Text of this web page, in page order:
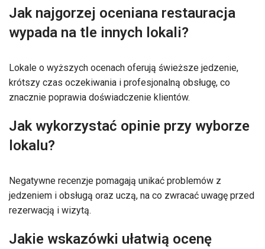
Jak najgorzej oceniana restauracja
wypada na tle innych lokali?
Lokale o wyższych ocenach oferują świeższe jedzenie,
krótszy czas oczekiwania i profesjonalną obsługę, co
znacznie poprawia doświadczenie klientów.
Jak wykorzystać opinie przy wyborze
lokalu?
Negatywne recenzje pomagają unikać problemów z
jedzeniem i obsługą oraz uczą, na co zwracać uwagę przed
rezerwacją i wizytą.
Jakie wskazówki ułatwią ocenę